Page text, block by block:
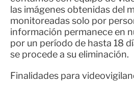
las imágenes obtenidas del
monitoreadas solo por
información permanece en
por un período de hasta 18
se procede a su eliminación.
Finalidades para